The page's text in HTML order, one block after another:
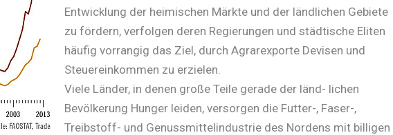
Entwicklung der heimischen Märkte und der ländlichen Gebiete
zu fördern, verfolgen deren Regierungen und städtische Eliten
häufig vorrangig das Ziel, durch Agrarexporte Devisen und
Steuereinkommen zu erzielen.
Viele Länder, in denen große Teile gerade der länd- lichen
Bevölkerung Hunger leiden, versorgen die Futter-, Faser-,
Treibstoff- und Genussmittelindustrie des Nordens mit billigen